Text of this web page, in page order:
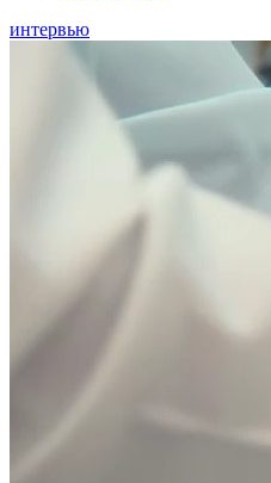
интервью